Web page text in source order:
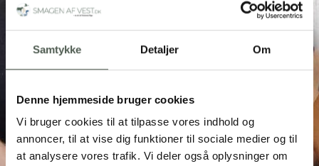
Samtykke Detaljer Om
Denne hjemmeside bruger cookies
Vi bruger cookies til at tilpasse vores indhold og
annoncer, til at vise dig funktioner til sociale medier og til
at analysere vores trafik. Vi deler også oplysninger om